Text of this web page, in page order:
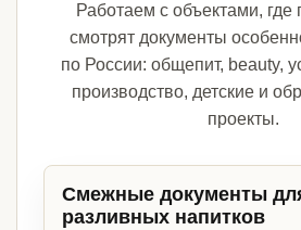
Работаем с объектами,
смотрят документы
по России: общепит, beauty,
производство, детские и
проекты.
Смежные документы
разливных напитков